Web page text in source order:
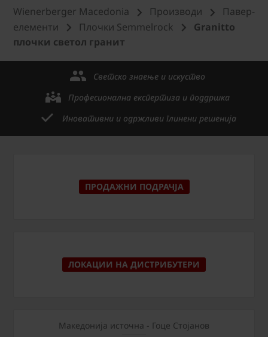
Wienerberger Macedonia Производи
Павер-
елементи
Плочки Semmelrock
Granitto
плочки светол гранит
Светско знаење и искуство
Професионална експертиза и поддршка
Иновативни и одржливи глинени решенија
ПРОДАЖНИ ПОДРАЧЈА
ЛОКАЦИИ НА ДИСТРИБУТЕРИ
Македонија источна - Гоце Стојанов